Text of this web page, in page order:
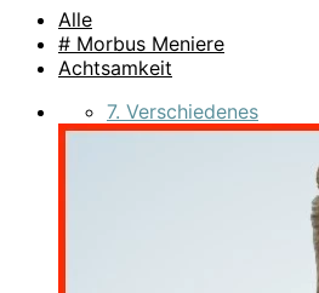
Alle
# Morbus Meniere
Achtsamkeit
7. Verschiedenes